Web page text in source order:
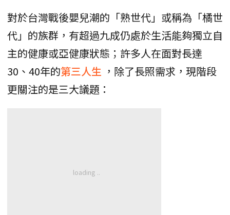
對於台灣戰後嬰兒潮的「熟世代」或稱為「橘世
代」的族群，有超過九成仍處於生活能夠獨立自
主的健康或亞健康狀態；許多人在面對長達
30、40年的第三人生 ，除了長照需求，現階段
更關注的是三大議題：